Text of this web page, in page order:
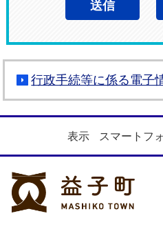
行政手続等に係る電子
表示 スマートフ